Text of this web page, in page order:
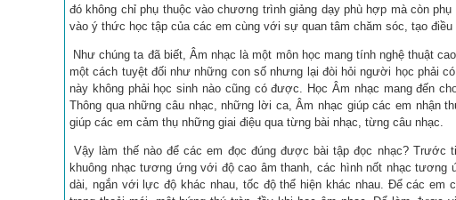
đó không chỉ phụ thuộc vào chương trình giảng dạy phù hợp mà còn
vào ý thức học tập của các em cùng với sự quan tâm chăm sóc, tạo
Như chúng ta đã biết, Âm nhạc là một môn học mang tính nghệ thuật
một cách tuyệt đối như những con số nhưng lại đòi hỏi người học phải
này không phải học sinh nào cũng có được. Học Âm nhạc mang đến
Thông qua những câu nhạc, những lời ca, Âm nhạc giúp các em nhận
giúp các em cảm thụ những giai điệu qua từng bài nhạc, từng câu nhạc.
Vậy làm thế nào để các em đọc đúng được bài tập đọc nhạc?
khuông nhạc tương ứng với độ cao âm thanh, các hình nốt nhạc
dài, ngắn với lực độ khác nhau, tốc độ thể hiện khác nhau. Để các